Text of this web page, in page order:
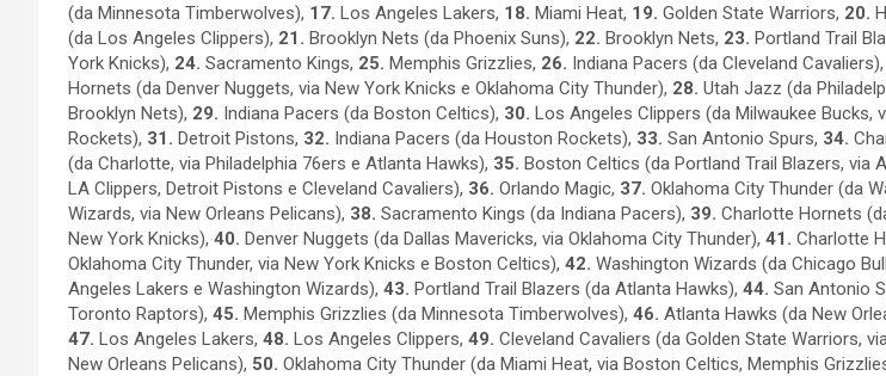
(da Minnesota Timberwolves), 17. Los Angeles Lakers, 18. Miami Heat, 19. Golden State Warriors, 20.
(da Los Angeles Clippers), 21. Brooklyn Nets (da Phoenix Suns), 22. Brooklyn Nets, 23. Portland Trail
York Knicks), 24. Sacramento Kings, 25. Memphis Grizzlies, 26. Indiana Pacers (da Cleveland Cavaliers),
Hornets (da Denver Nuggets, via New York Knicks e Oklahoma City Thunder), 28. Utah Jazz (da
Brooklyn Nets), 29. Indiana Pacers (da Boston Celtics), 30. Los Angeles Clippers (da Milwaukee Bucks,
Rockets), 31. Detroit Pistons, 32. Indiana Pacers (da Houston Rockets), 33. San Antonio Spurs, 34.
(da Charlotte, via Philadelphia 76ers e Atlanta Hawks), 35. Boston Celtics (da Portland Trail Blazers, via
LA Clippers, Detroit Pistons e Cleveland Cavaliers), 36. Orlando Magic, 37. Oklahoma City Thunder (da
Wizards, via New Orleans Pelicans), 38. Sacramento Kings (da Indiana Pacers), 39. Charlotte Hornets
New York Knicks), 40. Denver Nuggets (da Dallas Mavericks, via Oklahoma City Thunder), 41. Charlotte
Oklahoma City Thunder, via New York Knicks e Boston Celtics), 42. Washington Wizards (da Chicago
Angeles Lakers e Washington Wizards), 43. Portland Trail Blazers (da Atlanta Hawks), 44. San Antonio
Toronto Raptors), 45. Memphis Grizzlies (da Minnesota Timberwolves), 46. Atlanta Hawks (da New
47. Los Angeles Lakers, 48. Los Angeles Clippers, 49. Cleveland Cavaliers (da Golden State Warriors,
New Orleans Pelicans), 50. Oklahoma City Thunder (da Miami Heat, via Boston Celtics, Memphis